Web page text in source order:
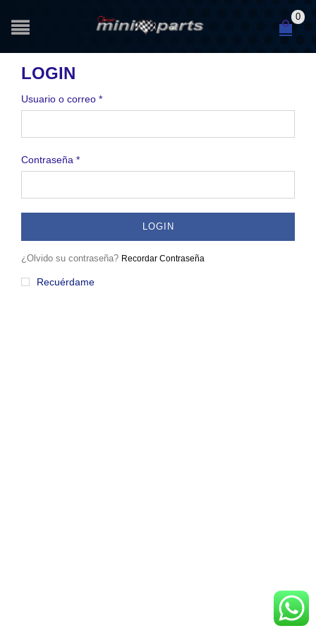
0
LOGIN
Usuario o correo *
Contraseña *
LOGIN
¿Olvido su contraseña? Recordar Contraseña
Recuérdame